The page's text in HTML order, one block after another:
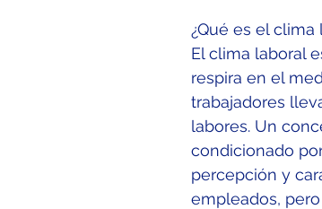
¿Qué es el clima
El clima laboral
respira en el
trabajadores
labores. Un
condicionado
percepción y
empleados,